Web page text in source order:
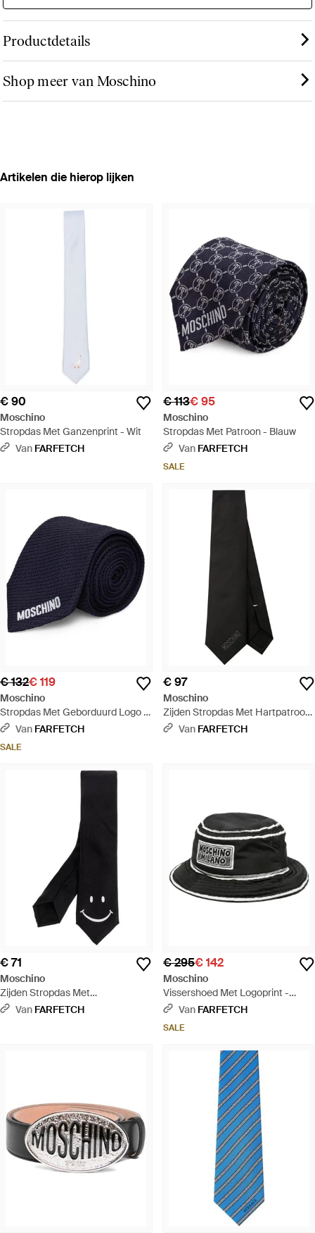
Productdetails
Shop meer van Moschino
Artikelen die hierop lijken
€ 90
Moschino
Stropdas Met Ganzenprint - Wit
Van FARFETCH
€ 113€ 95
Moschino
Stropdas Met Patroon - Blauw
Van FARFETCH
SALE
€ 132€ 119
Moschino
Stropdas Met Geborduurd Logo -
Blauw
Van FARFETCH
SALE
€ 97
Moschino
Zijden Stropdas Met Hartpatroon
- Zwart
Van FARFETCH
€ 71
Moschino
Zijden Stropdas Met
Smileypatroon - Zwart
Van FARFETCH
€ 295€ 142
Moschino
Vissershoed Met Logoprint -
Zwart
Van FARFETCH
SALE